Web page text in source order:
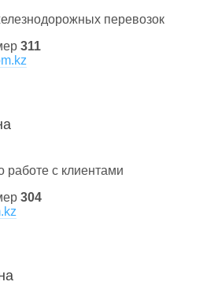
перевозок
311
работе с клиентами
304